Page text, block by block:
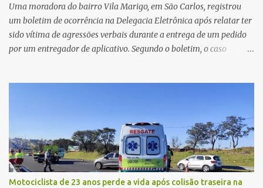
Uma moradora do bairro Vila Marigo, em São Carlos, registrou
um boletim de ocorrência na Delegacia Eletrônica após relatar ter
sido vítima de agressões verbais durante a entrega de um pedido
por um entregador de aplicativo. Segundo o boletim, o caso
proximidades. Ainda conforme o registro policial, a vítima relatou
que, ao receber a entrega, voltou a ser ofendida com palavras de
baixo calão e insultos. Ela informou à Polícia Civil que mora
sozinha e que se sentiu ameaçada, coagida e humilhada com a
situação. Fonte: São Carlos Agora
Motociclista de 23 anos perde a vida após colisão traseira na